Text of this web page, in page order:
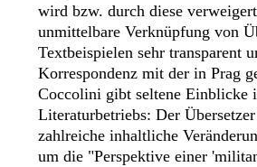
wird bzw. durch diese
unmittelbare Verknüpfung von
Textbeispielen sehr transparent
Korrespondenz mit der in Prag
Coccolini gibt seltene Einblicke
Literaturbetriebs: Der
zahlreiche inhaltliche
um die "Perspektive einer